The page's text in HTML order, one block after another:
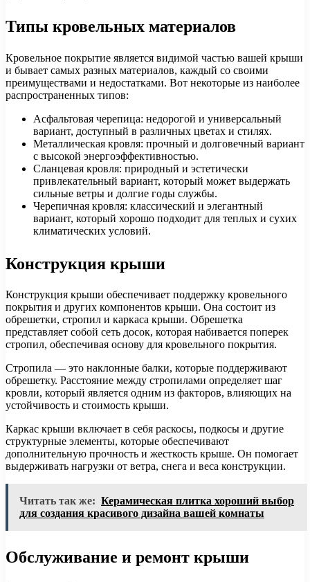
Типы кровельных материалов
Кровельное покрытие является видимой частью вашей крыши
и бывает самых разных материалов, каждый со своими
преимуществами и недостатками. Вот некоторые из наиболее
распространенных типов:
Асфальтовая черепица: недорогой и универсальный
вариант, доступный в различных цветах и стилях.
Металлическая кровля: прочный и долговечный вариант
с высокой энергоэффективностью.
Сланцевая кровля: природный и эстетически
привлекательный вариант, который может выдержать
сильные ветры и долгие годы службы.
Черепичная кровля: классический и элегантный
вариант, который хорошо подходит для теплых и сухих
климатических условий.
Конструкция крыши
Конструкция крыши обеспечивает поддержку кровельного
покрытия и других компонентов крыши. Она состоит из
обрешетки, стропил и каркаса крыши. Обрешетка
представляет собой сеть досок, которая набивается поперек
стропил, обеспечивая основу для кровельного покрытия.
Стропила — это наклонные балки, которые поддерживают
обрешетку. Расстояние между стропилами определяет шаг
кровли, который является одним из факторов, влияющих на
устойчивость и стоимость крыши.
Каркас крыши включает в себя раскосы, подкосы и другие
структурные элементы, которые обеспечивают
дополнительную прочность и жесткость крыше. Он помогает
выдерживать нагрузки от ветра, снега и веса конструкции.
Читать так же: Керамическая плитка хороший выбор
для создания красивого дизайна вашей комнаты
Обслуживание и ремонт крыши